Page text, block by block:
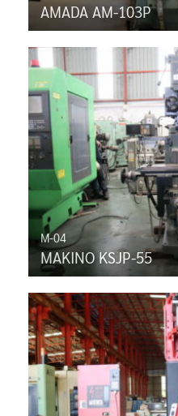
AMADA AM-103P
M-04
MAKINO KSJP-55